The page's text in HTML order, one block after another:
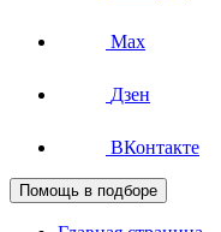
Max
Дзен
ВКонтакте
Помощь в подборе